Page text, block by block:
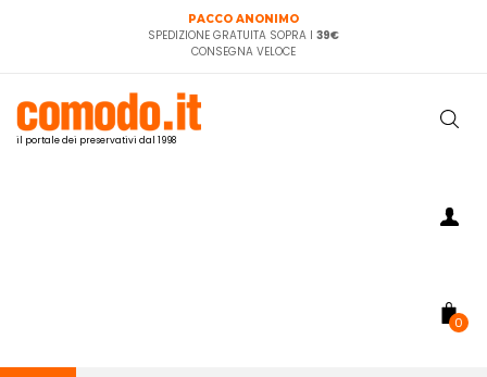
PACCO ANONIMO
SPEDIZIONE GRATUITA SOPRA I 39€
CONSEGNA VELOCE
il portale dei preservativi dal 1998
0